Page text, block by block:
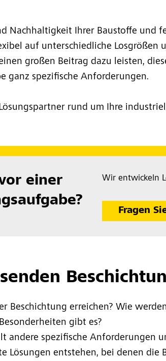
Nachhaltigkeit Ihrer Baustoffe und
auf unterschiedliche Losgrößen
großen Beitrag dazu leisten,
ganz spezifische Anforderungen.
rund um Ihre
einer
Wir entwickeln
Fragen
Beschichtung erreichen? Wie
gibt es?
andere spezifische Anforderungen
Lösungen entstehen, bei denen die